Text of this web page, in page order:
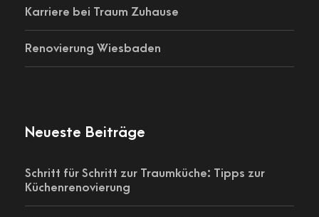
Karriere bei Traum Zuhause
Renovierung Wiesbaden
Neueste Beiträge
Schritt für Schritt zur Traumküche: Tipps zur
Küchenrenovierung